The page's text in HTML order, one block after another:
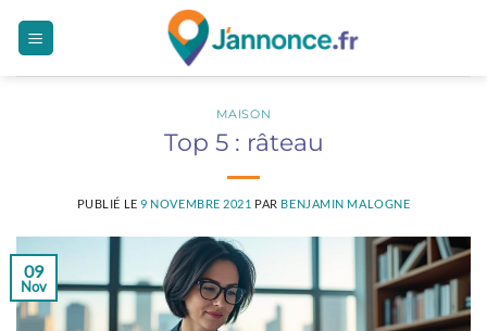
MAISON
Top 5 : râteau
PUBLIÉ LE9 NOVEMBRE 2021 PAR BENJAMIN MALOGNE
09
Nov